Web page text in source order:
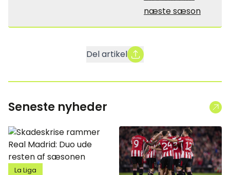
næste sæson
Del artikel
Seneste nyheder
La Liga